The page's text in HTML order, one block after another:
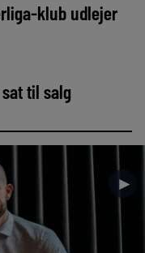
klub udlejer
til salg
►